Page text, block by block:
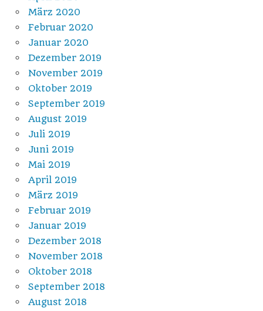
März 2020
Februar 2020
Januar 2020
Dezember 2019
November 2019
Oktober 2019
September 2019
August 2019
Juli 2019
Juni 2019
Mai 2019
April 2019
März 2019
Februar 2019
Januar 2019
Dezember 2018
November 2018
Oktober 2018
September 2018
August 2018